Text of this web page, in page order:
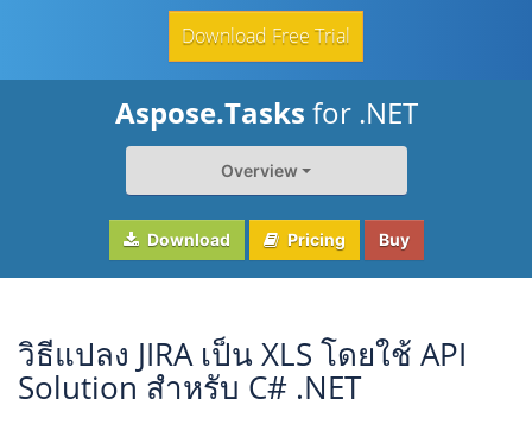
Download Free Trial
Aspose.Tasks for .NET
Overview
Download Pricing Buy
วิธีแปลง JIRA เป็น XLS โดยใช้ API
Solution สำหรับ C# .NET